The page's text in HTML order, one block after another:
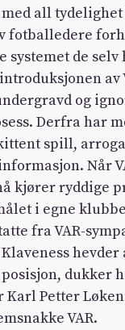
med all
fotballedere
systemet de selv
av
og
Derfra har
spill,
Når
kjører ryddige
i egne
fra VAR-
hevder
dukker
Petter Løken
VAR.